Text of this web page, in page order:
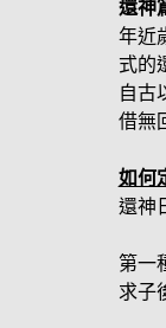
還神
年近
式的
自古
借無
如何
還神
第一
求子